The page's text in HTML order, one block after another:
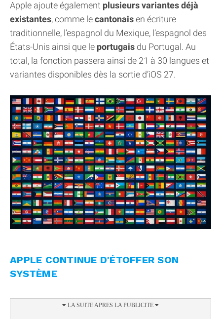
Apple ajoute également plusieurs variantes déjà
existantes, comme lecantonaisen écriture
traditionnelle, l’espagnol du Mexique, l’espagnol des
États-Unis ainsi que le portugais du Portugal. Au
total, la fonction passera ainsi de 21 à 30 langues et
variantes disponibles dès la sortie d’iOS 27.
APPLE CONTINUE D'ÉTOFFER SON
SYSTÈME